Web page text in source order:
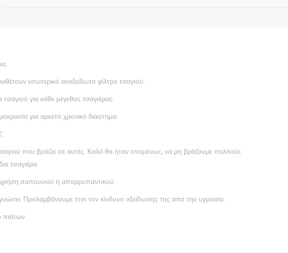
εσωτερικό ανοξείδωτο φίλτρο τσαγιού.
για κάθε μέγεθος τσαγιέρας.
για αρκετό χρονικό διάστημα.
που βράζει σε αυτές. Καλό θα ήταν επομένως, να μη βράζουμε πολλούς
τσαγιέρα.
σαπουνιού ή απορρυπαντικού.
Προλαμβάνουμε έτσι τον κίνδυνο οξείδωσης της από την υγρασία.
πιάτων.